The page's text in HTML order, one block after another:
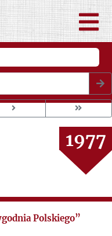
1973
1974
1975
1976
1977
1978
1979
Polskiego”